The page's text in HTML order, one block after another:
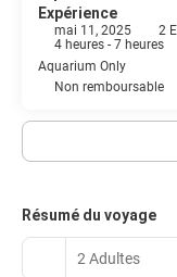
Expérience
mai 11, 2025 2
4 heures - 7 heures
Aquarium Only
Non remboursable
Résumé du voyage
2 Adultes